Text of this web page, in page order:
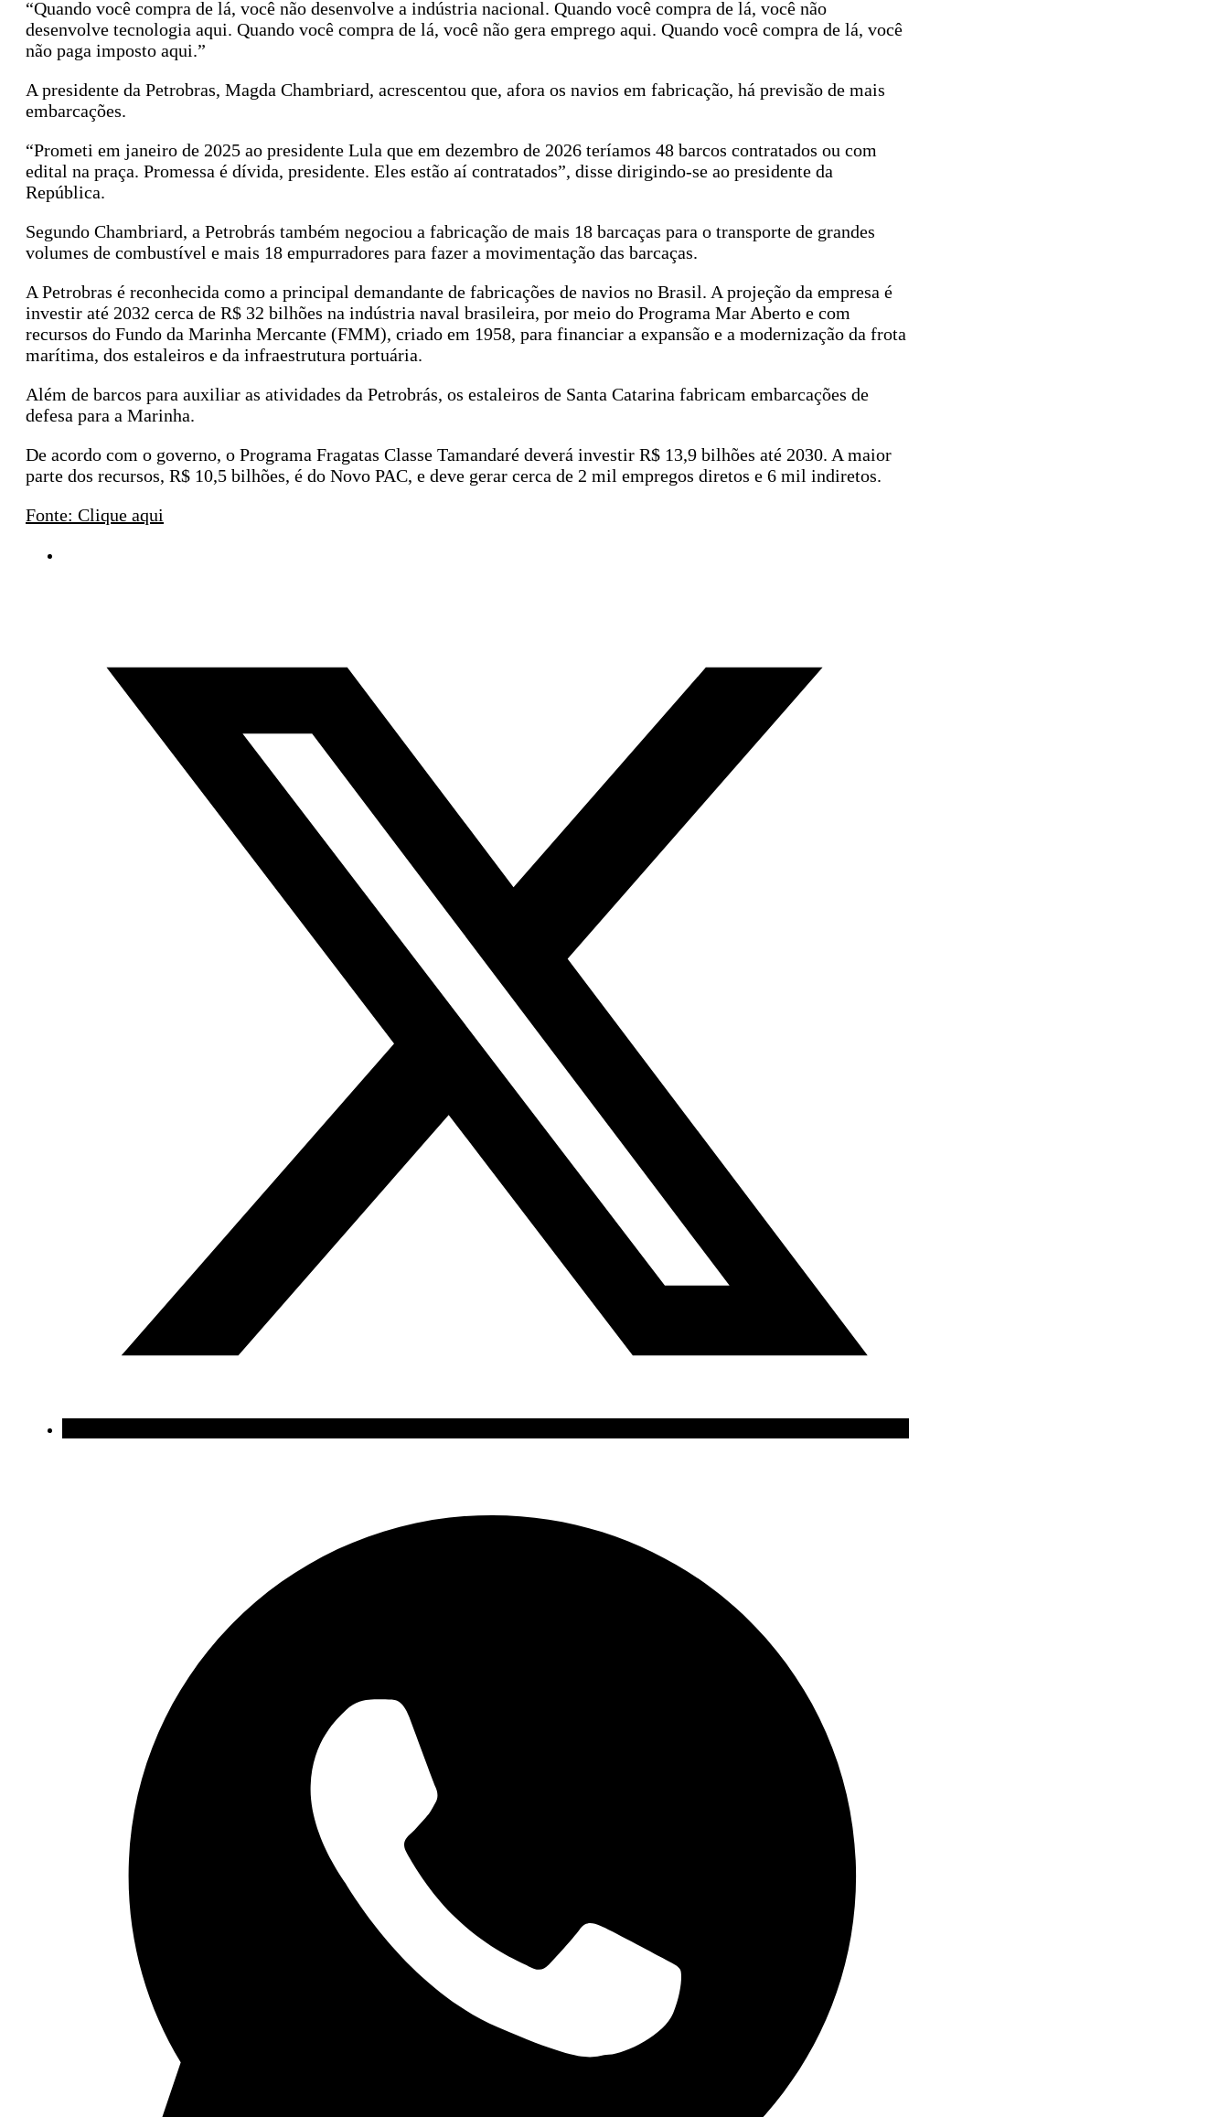
“Quando você compra de lá, você não desenvolve a indústria nacional. Quando você compra de lá, você não
desenvolve tecnologia aqui. Quando você compra de lá, você não gera emprego aqui. Quando você compra de lá, você
não paga imposto aqui.”
A presidente da Petrobras, Magda Chambriard, acrescentou que, afora os navios em fabricação, há previsão de mais
embarcações.
“Prometi em janeiro de 2025 ao presidente Lula que em dezembro de 2026 teríamos 48 barcos contratados ou com
edital na praça. Promessa é dívida, presidente. Eles estão aí contratados”, disse dirigindo-se ao presidente da
República.
Segundo Chambriard, a Petrobrás também negociou a fabricação de mais 18 barcaças para o transporte de grandes
volumes de combustível e mais 18 empurradores para fazer a movimentação das barcaças.
A Petrobras é reconhecida como a principal demandante de fabricações de navios no Brasil. A projeção da empresa é
investir até 2032 cerca de R$ 32 bilhões na indústria naval brasileira, por meio do Programa Mar Aberto e com
recursos do Fundo da Marinha Mercante (FMM), criado em 1958, para financiar a expansão e a modernização da frota
marítima, dos estaleiros e da infraestrutura portuária.
Além de barcos para auxiliar as atividades da Petrobrás, os estaleiros de Santa Catarina fabricam embarcações de
defesa para a Marinha.
De acordo com o governo, o Programa Fragatas Classe Tamandaré deverá investir R$ 13,9 bilhões até 2030. A maior
parte dos recursos, R$ 10,5 bilhões, é do Novo PAC, e deve gerar cerca de 2 mil empregos diretos e 6 mil indiretos.
Fonte: Clique aqui